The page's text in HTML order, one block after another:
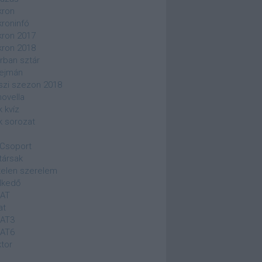
2017
2018
sztár
szezon 2018
kvíz
sorozat
szerelem